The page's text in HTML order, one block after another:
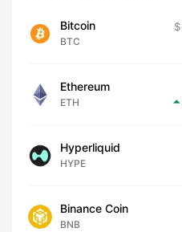
Bitcoin
BTC
Ethereum
ETH
Hyperliquid
HYPE
Binance Coin
BNB